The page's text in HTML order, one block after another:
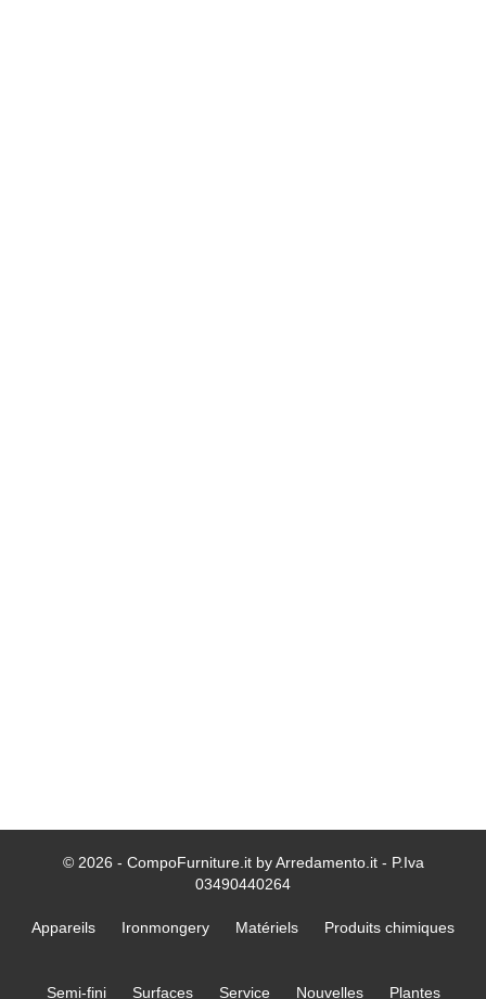
© 2026 - CompoFurniture.it by Arredamento.it - P.Iva
03490440264
Appareils Ironmongery Matériels Produits chimiques
Semi-fini Surfaces Service Nouvelles Plantes